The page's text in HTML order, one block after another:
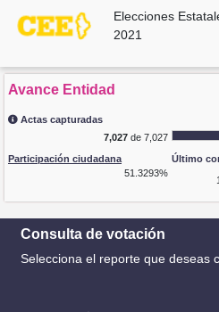
Elecciones
2021
Avance Entidad
Actas capturadas
7,027de 7,027
Participación ciudadana
51.3293%
Último
Consulta de votación
Selecciona el reporte que deseas